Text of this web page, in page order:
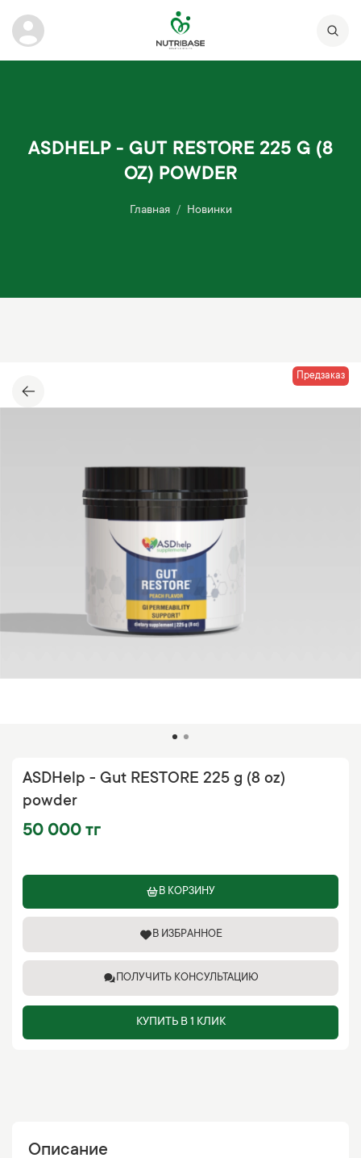
ASDHELP - GUT RESTORE 225 G (8
OZ) POWDER
Главная Новинки
Предзаказ
ASDHelp - Gut RESTORE 225 g (8 oz)
powder
50 000 тг
В КОРЗИНУ
В ИЗБРАННОЕ
ПОЛУЧИТЬ КОНСУЛЬТАЦИЮ
КУПИТЬ В 1 КЛИК
Описание